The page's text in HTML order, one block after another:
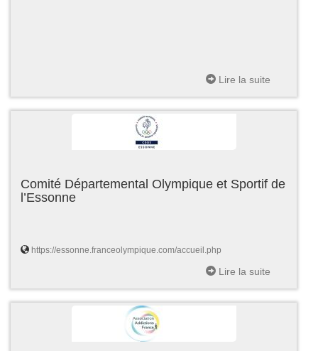
Lire la suite
Comité Départemental Olympique et Sportif de
l’Essonne
https://essonne.franceolympique.com/accueil.php
Lire la suite